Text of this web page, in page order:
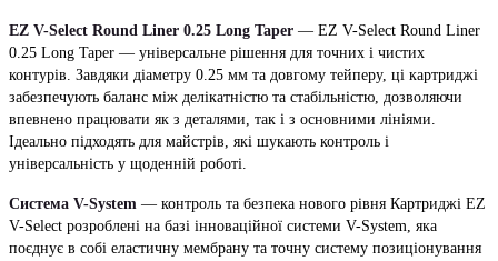
EZ V-Select Round Liner 0.25 Long Taper — EZ V-Select Round Liner
0.25 Long Taper — універсальне рішення для точних і чистих
контурів. Завдяки діаметру 0.25 мм та довгому тейперу, ці картриджі
забезпечують баланс між делікатністю та стабільністю, дозволяючи
впевнено працювати як з деталями, так і з основними лініями.
Ідеально підходять для майстрів, які шукають контроль і
універсальність у щоденній роботі.
Система V-System — контроль та безпека нового рівня Картриджі EZ
V-Select розроблені на базі інноваційної системи V-System, яка
поєднує в собі еластичну мембрану та точну систему позиціонування